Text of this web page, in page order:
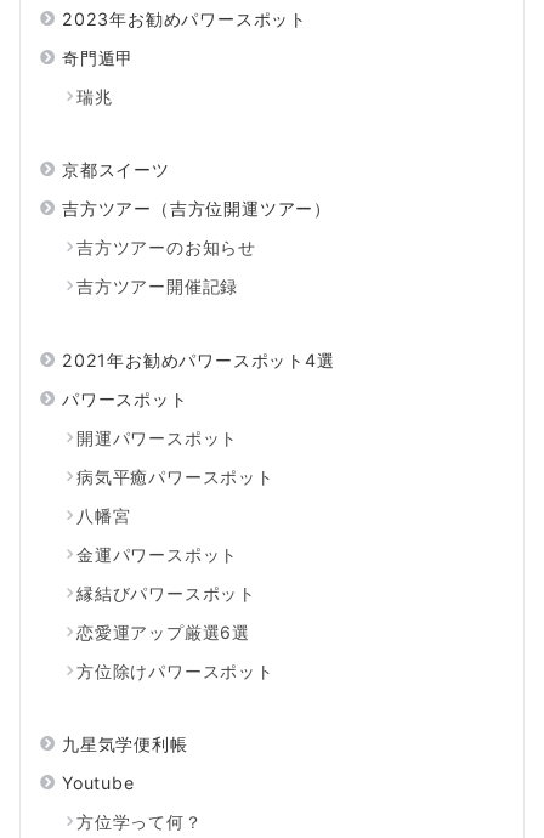
2023年お勧めパワースポット
奇門遁甲
瑞兆
京都スイーツ
吉方ツアー（吉方位開運ツアー）
吉方ツアーのお知らせ
吉方ツアー開催記録
2021年お勧めパワースポット4選
パワースポット
開運パワースポット
病気平癒パワースポット
八幡宮
金運パワースポット
縁結びパワースポット
恋愛運アップ厳選6選
方位除けパワースポット
九星気学便利帳
Youtube
方位学って何？